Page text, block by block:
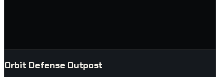
Orbit Defense Outpost